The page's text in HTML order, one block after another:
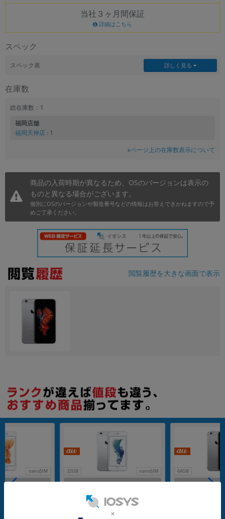
当社３ヶ月間保証
詳細はこちら
スペック
スペック表 詳しく見る
在庫数
総在庫数：1
福岡店舗
福岡天神店 : 1
※ページ上の在庫数表示について
商品の入荷時期が異なるため、OSのバージョンは表示の
ものと異なる場合がございます。
個別にOSのバージョンや製造番号などの情報はお答えできかねますので予
めご了承ください。
閲覧履歴を大きな画面で表示
nanoSIM
満】【SIMロッ
32GB nanoSIM
【バッテリー80%未満】【SIMロッ
0X2J/A) 32GB シルバー
メーカー：Apple
64GB
【バッテリー80%